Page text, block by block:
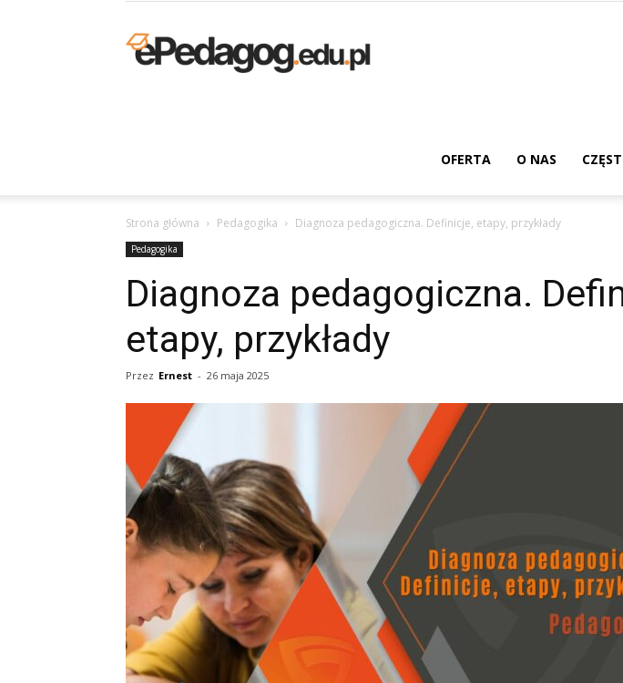
Aktualności
OFERTA O NAS
Strona główna Pedagogika Diagnoza pedagogiczna. Definicje, etapy, przykłady
Pedagogika
Diagnoza pedagogiczna.
etapy, przykłady
Przez Ernest - 26 maja 2025